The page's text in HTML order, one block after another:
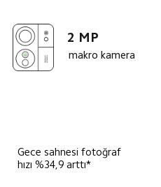
2 MP
makro kamera
Gece sahnesi fotoğraf
hızı %34,9 arttı*